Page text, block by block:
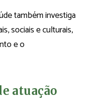
também investiga
sociais e culturais,
e o
atuação